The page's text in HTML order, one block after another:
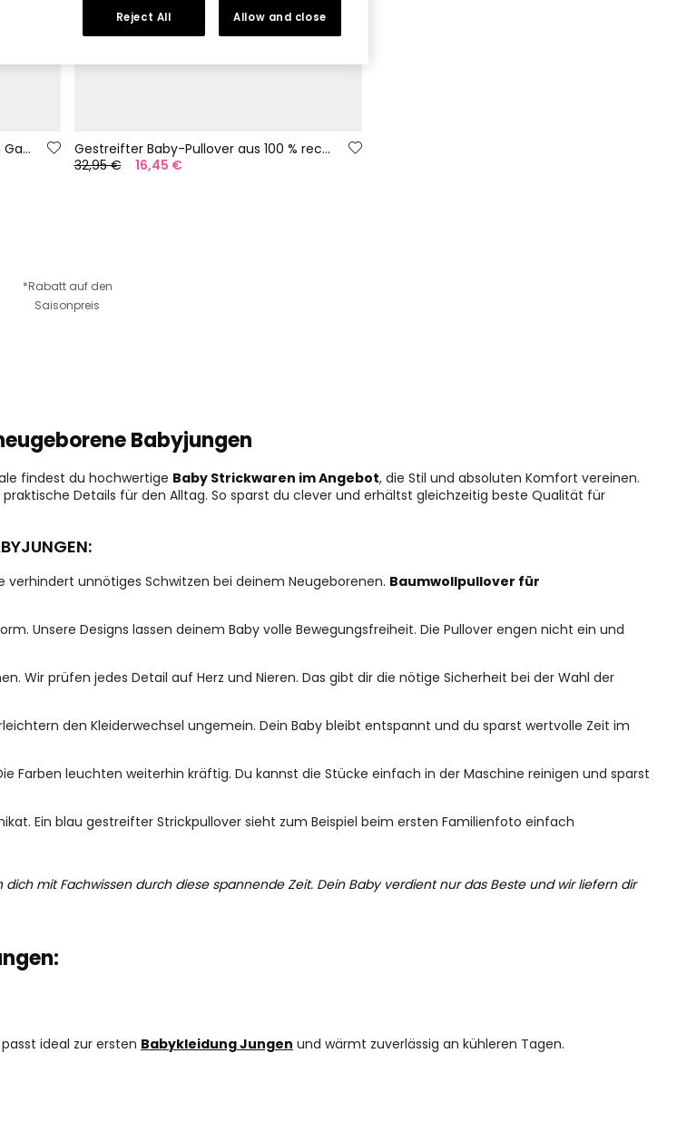
Baby-Pullover aus 100 % recyceltem Garn | Limited Edition
Gestreifter Baby-Pullover aus 100 % recyceltem Garn | Limited Edition
32,95 €
16,45 €
*Rabatt auf den
Saisonpreis
Babyjungen
findest du hochwertige Baby Strickwaren im Angebot, die Stil und absoluten Komfort vereinen.
Details für den Alltag. So sparst du clever und erhältst gleichzeitig beste Qualität für
verhindert unnötiges Schwitzen bei deinem Neugeborenen. Baumwollpullover für
Unsere Designs lassen deinem Baby volle Bewegungsfreiheit. Die Pullover engen nicht ein und
Wir prüfen jedes Detail auf Herz und Nieren. Das gibt dir die nötige Sicherheit bei der Wahl der
den Kleiderwechsel ungemein. Dein Baby bleibt entspannt und du sparst wertvolle Zeit im
Farben leuchten weiterhin kräftig. Du kannst die Stücke einfach in der Maschine reinigen und sparst
Ein blau gestreifter Strickpullover sieht zum Beispiel beim ersten Familienfoto einfach
mit Fachwissen durch diese spannende Zeit. Dein Baby verdient nur das Beste und wir liefern dir
ideal zur ersten Babykleidung Jungen und wärmt zuverlässig an kühleren Tagen.
Reject All Allow and close